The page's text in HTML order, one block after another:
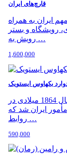
قارچ‌های ایران
قارچ‌های مهم ایران به همراه
رویشگاه و بستر
رویش به …
1,600,000
بکهاوس ایستویک
سفرنامه «ادوارد بکهاوس ایستویک» در سال 1864 میلادی در
ایران شد که
روابط …
590,000